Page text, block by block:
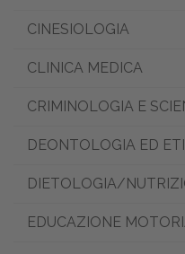
CINESIOLOGIA
CLINICA MEDICA
CRIMINOLOGIA E
DEONTOLOGIA ED
DIETOLOGIA/
EDUCAZIONE